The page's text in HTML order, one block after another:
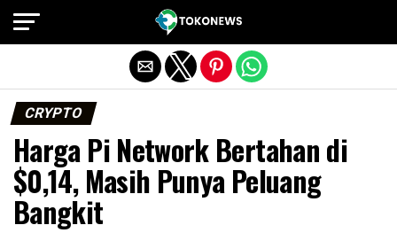
CRYPTO
Harga Pi Network Bertahan di
$0,14, Masih Punya Peluang
Bangkit
Exit mobile version